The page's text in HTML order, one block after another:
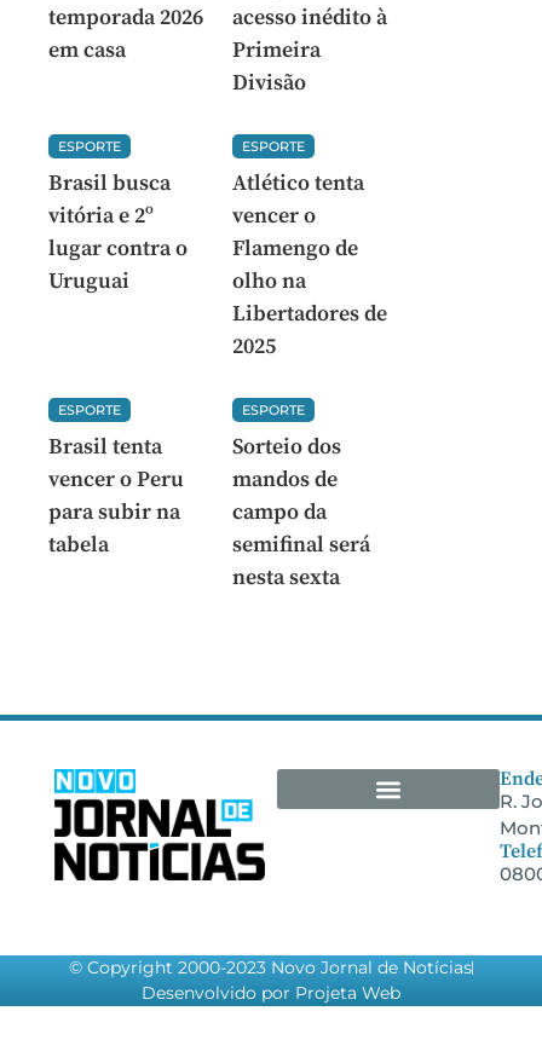
temporada 2026
em casa
acesso inédito à
Primeira
Divisão
ESPORTE
Brasil busca
vitória e 2º
lugar contra o
Uruguai
ESPORTE
Atlético tenta
vencer o
Flamengo de
olho na
Libertadores de
2025
ESPORTE
Brasil tenta
vencer o Peru
para subir na
tabela
ESPORTE
Sorteio dos
mandos de
campo da
semifinal será
nesta sexta
R.
© Copyright 2000-2023 Novo Jornal de Notícias
Desenvolvido por Projeta Web